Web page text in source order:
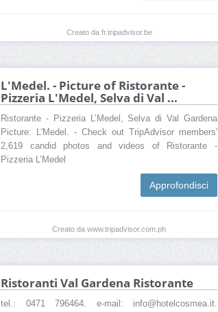
Creato da fr.tripadvisor.be
L'Medel. - Picture of Ristorante -
Pizzeria L'Medel, Selva di Val ...
Ristorante - Pizzeria L’Medel, Selva di Val Gardena
Picture: L'Medel. - Check out TripAdvisor members'
2,619 candid photos and videos of Ristorante -
Pizzeria L’Medel
Approfondisci
Creato da www.tripadvisor.com.ph
Ristoranti Val Gardena Ristorante
tel.: 0471 796464. e-mail: info@hotelcosmea.it.